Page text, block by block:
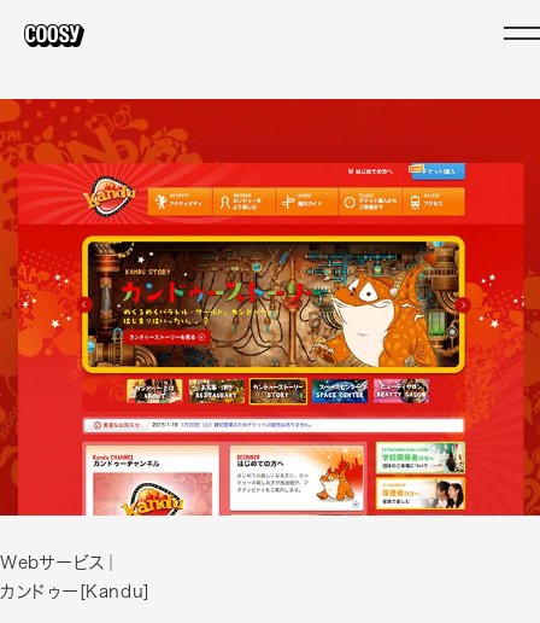
Webサービス
カンドゥー[Kandu]